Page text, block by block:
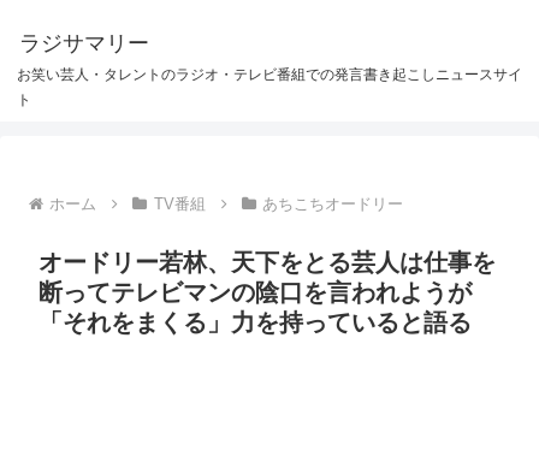
ラジサマリー
お笑い芸人・タレントのラジオ・テレビ番組での発言書き起こしニュースサイ
ト
ホーム TV番組 あちこちオードリー
オードリー若林、天下をとる芸人は仕事を
断ってテレビマンの陰口を言われようが
「それをまくる」力を持っていると語る